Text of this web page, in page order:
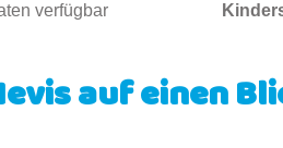
verfügbar
auf einen